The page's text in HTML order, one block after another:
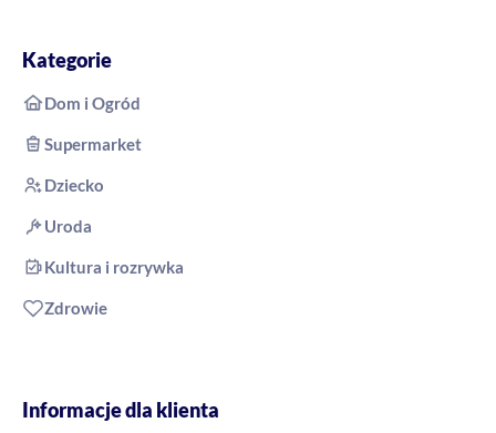
Kategorie
Dom i Ogród
Supermarket
Dziecko
Uroda
Kultura i rozrywka
Zdrowie
Informacje dla klienta